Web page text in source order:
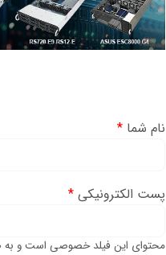
نام شما *
پست الکترونیکی *
محتوای این فیلد خصوصی است و